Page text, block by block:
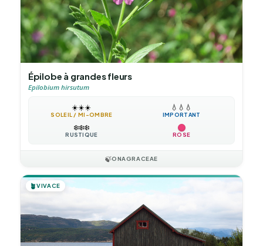
Épilobe à grandes fleurs
Epilobium hirsutum
☀️☀️☀️
SOLEIL / MI-OMBRE
💧 💧 💧
IMPORTANT
❄️❄️❄️
RUSTIQUE ROSE
🍃ONAGRACEAE
🪴VIVACE